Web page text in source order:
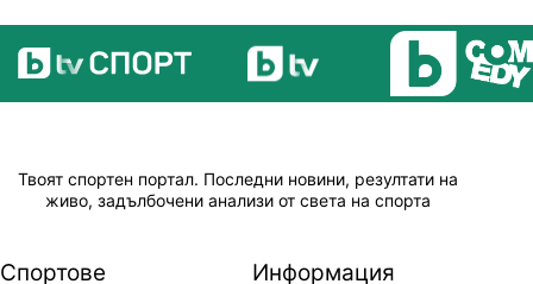
Твоят спортен портал. Последни новини, резултати на
живо, задълбочени анализи от света на спорта
Спортове Информация